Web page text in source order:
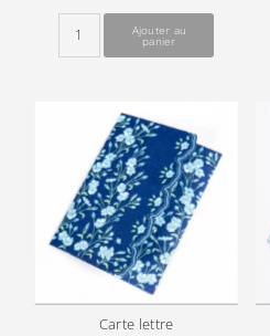
Carte lettre